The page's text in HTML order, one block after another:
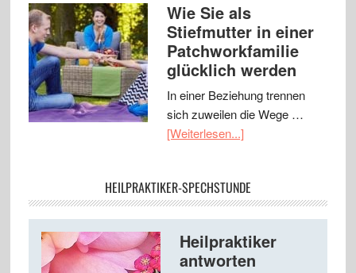
Wie Sie als
Stiefmutter in einer
Patchworkfamilie
glücklich werden
In einer Beziehung trennen
sich zuweilen die Wege …
[Weiterlesen...]
HEILPRAKTIKER-SPECHSTUNDE
Heilpraktiker
antworten